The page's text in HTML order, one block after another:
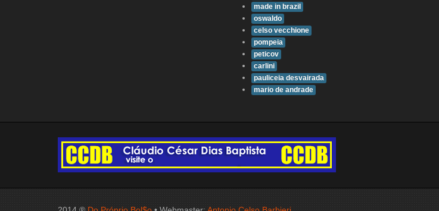
made in brazil
oswaldo
celso vecchione
pompeia
peticov
carlini
pauliceia desvairada
mario de andrade